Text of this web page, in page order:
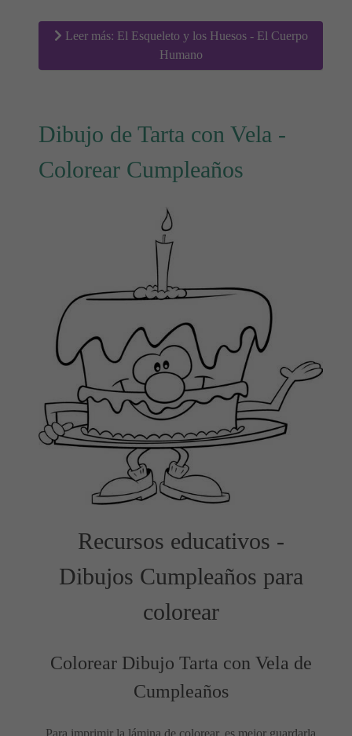
Leer más: El Esqueleto y los Huesos - El Cuerpo
Humano
Dibujo de Tarta con Vela -
Colorear Cumpleaños
Recursos educativos -
Dibujos Cumpleaños para
colorear
Colorear Dibujo Tarta con Vela de
Cumpleaños